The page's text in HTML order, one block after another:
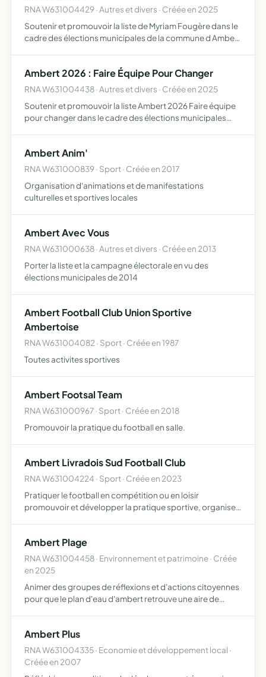
RNA W631004429 · Autres et divers · Créée en 2025
Soutenir et promouvoir la liste de Myriam Fougère dans le
cadre des élections municipales de la commune d Ambert
Ambert 2026 : Faire Équipe Pour Changer
RNA W631004438 · Autres et divers · Créée en 2025
Soutenir et promouvoir la liste Ambert 2026 Faire équipe
pour changer dans le cadre des élections municipales
d'Ambert
Ambert Anim'
RNA W631000839 · Sport · Créée en 2017
Organisation d'animations et de manifestations
culturelles et sportives locales
Ambert Avec Vous
RNA W631000638 · Autres et divers · Créée en 2013
Porter la liste et la campagne électorale en vu des
élections municipales de 2014
Ambert Football Club Union Sportive
Ambertoise
RNA W631004082 · Sport · Créée en 1987
Toutes activites sportives
Ambert Footsal Team
RNA W631000967 · Sport · Créée en 2018
Promouvoir la pratique du football en salle.
Ambert Livradois Sud Football Club
RNA W631004224 · Sport · Créée en 2023
Pratiquer le football en compétition ou en loisir
promouvoir et développer la pratique sportive, organiser
Ambert Plage
RNA W631004458 · Environnement et patrimoine · Créée
en 2025
Animer des groupes de réflexions et d'actions citoyennes
pour que le plan d'eau d'ambert retrouve une aire de
à la baign…
Ambert Plus
RNA W631004335 · Economie et développement local ·
Créée en 2007